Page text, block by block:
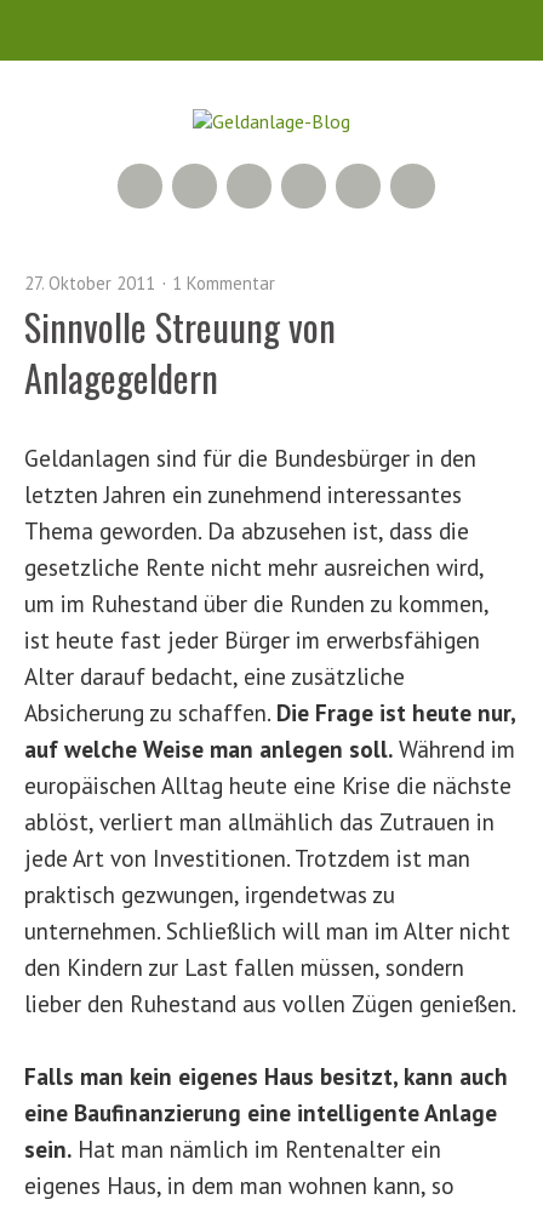
Facebook
500px
LinkedIn
Xing
RSS Feed
27. Oktober 2011 1 Kommentar
Sinnvolle Streuung von
Anlagegeldern
Geldanlagen sind für die Bundesbürger in den
letzten Jahren ein zunehmend interessantes
Thema geworden. Da abzusehen ist, dass die
gesetzliche Rente nicht mehr ausreichen wird,
um im Ruhestand über die Runden zu kommen,
ist heute fast jeder Bürger im erwerbsfähigen
Alter darauf bedacht, eine zusätzliche
Absicherung zu schaffen. Die Frage ist heute nur,
auf welche Weise man anlegen soll. Während im
europäischen Alltag heute eine Krise die nächste
ablöst, verliert man allmählich das Zutrauen in
jede Art von Investitionen. Trotzdem ist man
praktisch gezwungen, irgendetwas zu
unternehmen. Schließlich will man im Alter nicht
den Kindern zur Last fallen müssen, sondern
lieber den Ruhestand aus vollen Zügen genießen.
Falls man kein eigenes Haus besitzt, kann auch
eine Baufinanzierung eine intelligente Anlage
sein. Hat man nämlich im Rentenalter ein
eigenes Haus, in dem man wohnen kann, so